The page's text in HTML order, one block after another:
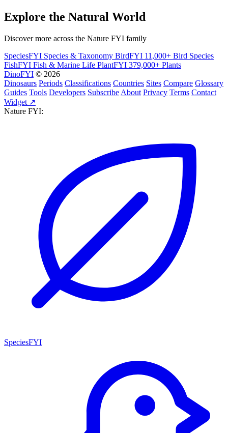
Explore the Natural World
Discover more across the Nature FYI family
SpeciesFYI Species & Taxonomy BirdFYI 11,000+ Bird Species
FishFYI Fish & Marine Life PlantFYI 379,000+ Plants
DinoFYI © 2026
Dinosaurs Periods Classifications Countries Sites Compare Glossary
Guides Tools Developers Subscribe About Privacy Terms Contact
Widget ↗
Nature FYI:
SpeciesFYI